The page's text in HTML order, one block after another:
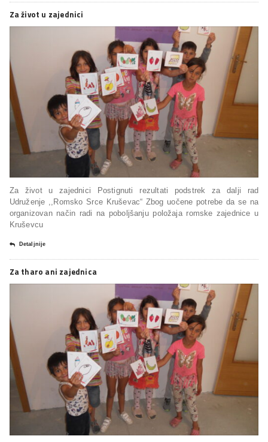
Za život u zajednici
Za život u zajednici Postignuti rezultati podstrek za dalji rad
Udruženje ,,Romsko Srce Kruševac“ Zbog uočene potrebe da se na
organizovan način radi na poboljšanju položaja romske zajednice u
Kruševcu
Detaljnije
Za tharo ani zajednica